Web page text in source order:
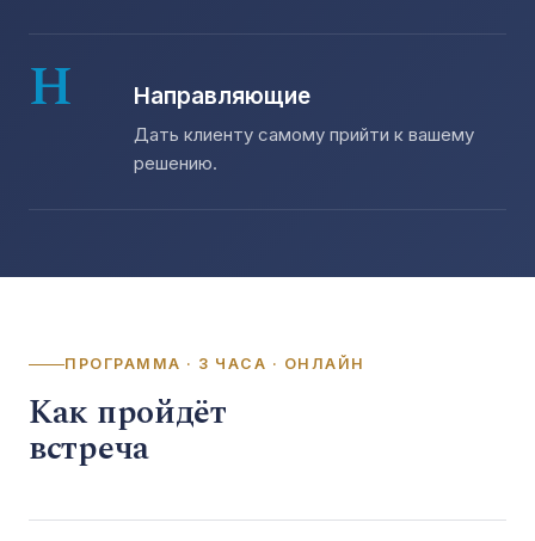
Н Направляющие
Дать клиенту самому прийти к вашему
решению.
ПРОГРАММА · 3 ЧАСА · ОНЛАЙН
Как пройдёт
встреча